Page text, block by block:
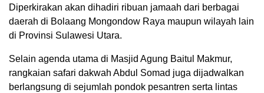
Diperkirakan akan dihadiri ribuan jamaah dari berbagai
daerah di Bolaang Mongondow Raya maupun wilayah lain
di Provinsi Sulawesi Utara.
Selain agenda utama di Masjid Agung Baitul Makmur,
rangkaian safari dakwah Abdul Somad juga dijadwalkan
berlangsung di sejumlah pondok pesantren serta lintas